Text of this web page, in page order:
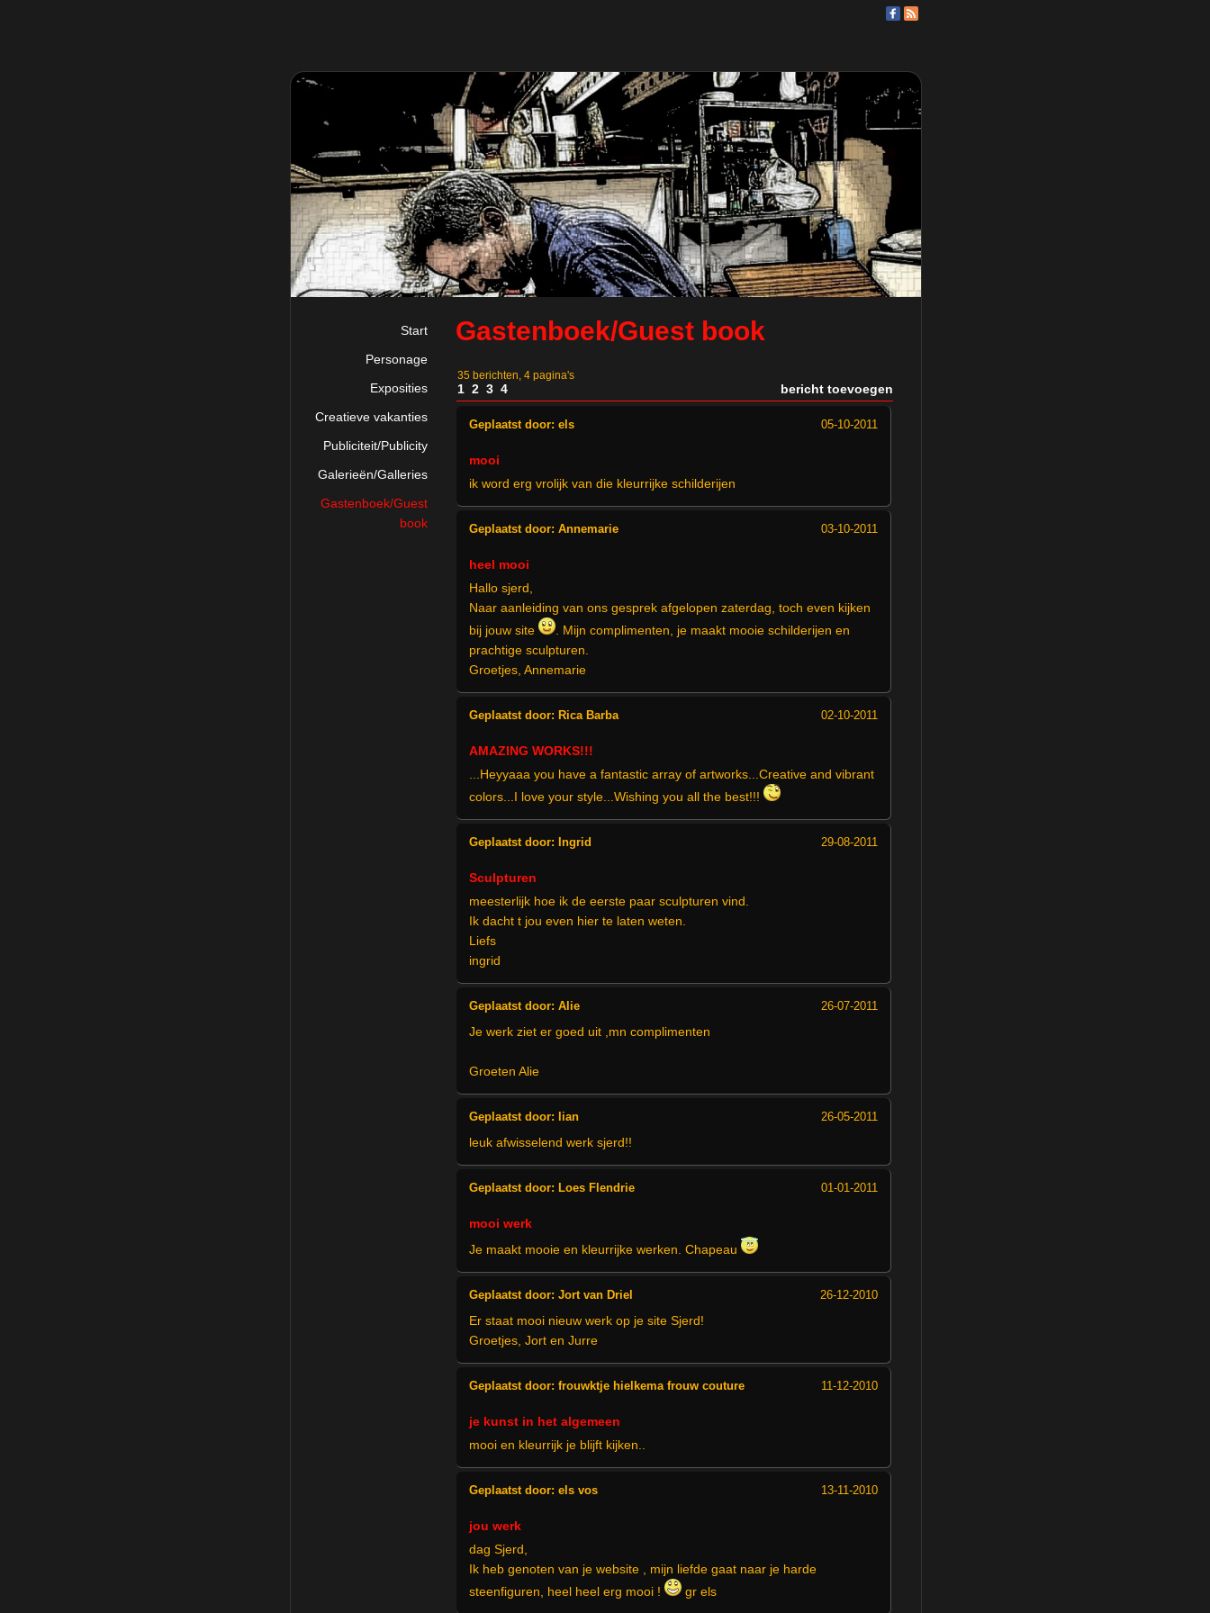
Start
Personage
Exposities
Creatieve vakanties
Publiciteit/Publicity
Galerieën/Galleries
Gastenboek/Guest
book
Gastenboek/Guest book
35 berichten, 4 pagina's
bericht toevoegen
1 2 3 4
05-10-2011
Geplaatst door: els
mooi
ik word erg vrolijk van die kleurrijke schilderijen
03-10-2011
Geplaatst door: Annemarie
heel mooi
Hallo sjerd,
Naar aanleiding van ons gesprek afgelopen zaterdag, toch even kijken
bij jouw site
. Mijn complimenten, je maakt mooie schilderijen en
prachtige sculpturen.
Groetjes, Annemarie
02-10-2011
Geplaatst door: Rica Barba
AMAZING WORKS!!!
...Heyyaaa you have a fantastic array of artworks...Creative and vibrant
colors...I love your style...Wishing you all the best!!!
29-08-2011
Geplaatst door: Ingrid
Sculpturen
meesterlijk hoe ik de eerste paar sculpturen vind.
Ik dacht t jou even hier te laten weten.
Liefs
ingrid
26-07-2011
Geplaatst door: Alie
Je werk ziet er goed uit ,mn complimenten
Groeten Alie
26-05-2011
Geplaatst door: lian
leuk afwisselend werk sjerd!!
01-01-2011
Geplaatst door: Loes Flendrie
mooi werk
Je maakt mooie en kleurrijke werken. Chapeau
26-12-2010
Geplaatst door: Jort van Driel
Er staat mooi nieuw werk op je site Sjerd!
Groetjes, Jort en Jurre
11-12-2010
Geplaatst door: frouwktje hielkema frouw couture
je kunst in het algemeen
mooi en kleurrijk je blijft kijken..
13-11-2010
Geplaatst door: els vos
jou werk
dag Sjerd,
Ik heb genoten van je website , mijn liefde gaat naar je harde
steenfiguren, heel heel erg mooi !
gr els